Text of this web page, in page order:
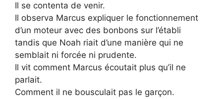
Il se contenta de venir.
Il observa Marcus expliquer le fonctionnement
d’un moteur avec des bonbons sur l’établi
tandis que Noah riait d’une manière qui ne
semblait ni forcée ni prudente.
Il vit comment Marcus écoutait plus qu’il ne
parlait.
Comment il ne bousculait pas le garçon.